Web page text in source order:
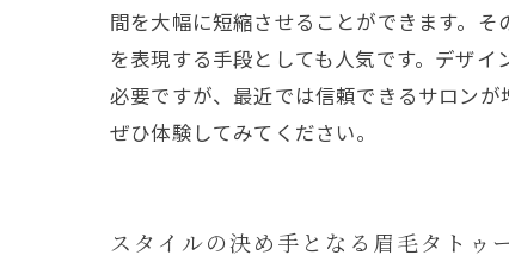
間を大幅に短縮させることができます。
を表現する手段としても人気です。デザ
必要ですが、最近では信頼できるサロン
ぜひ体験してみてください。
スタイルの決め手となる眉毛タトゥ